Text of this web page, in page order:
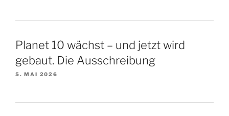
Planet 10 wächst – und jetzt wird
gebaut. Die Ausschreibung
5. MAI 2026